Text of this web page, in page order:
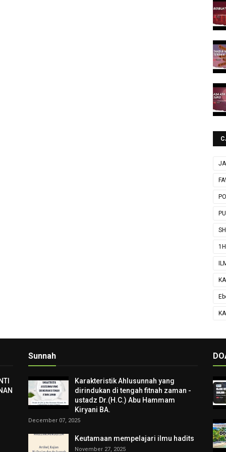
Sunnah
Karakteristik Ahlusunnah yang
dirindukan di tengah fitnah zaman -
ustadz Dr.(H.C.) Abu Hammam
Kiryani BA.
December 07, 2025
Keutamaan mempelajari ilmu hadits
November 27, 2025